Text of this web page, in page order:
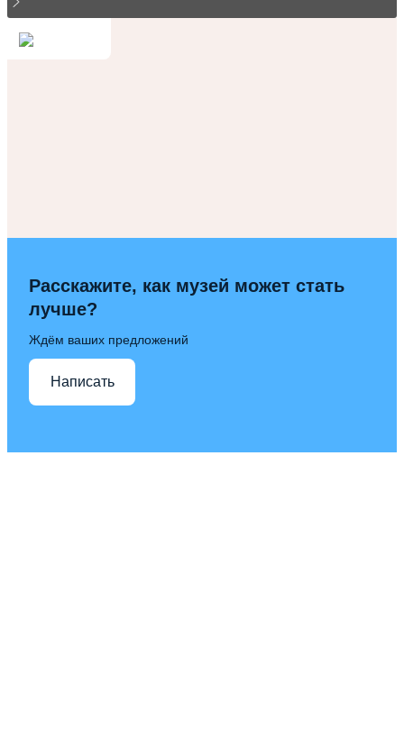
Расскажите, как музей может стать
лучше?
Ждём ваших предложений
Написать